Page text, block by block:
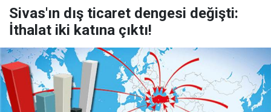
Sivas'ın dış ticaret dengesi değişti:
İthalat iki katına çıktı!